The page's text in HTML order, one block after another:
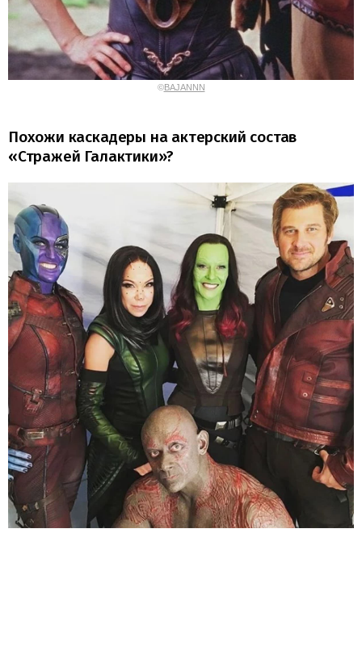
©BAJANNN
Похожи каскадеры на актерский состав
«Стражей Галактики»?